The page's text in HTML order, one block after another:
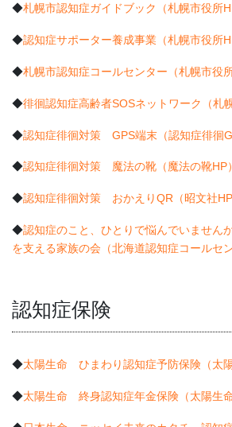
◆札幌市認知症ガイドブック（札幌市役所
◆認知症サポーター養成事業（札幌市役所
◆札幌市認知症コールセンター（札幌市役所
◆徘徊認知症高齢者SOSネットワーク（札
◆認知症徘徊対策 GPS端末（認知症徘徊
◆認知症徘徊対策 魔法の靴（魔法の靴HP）
◆認知症徘徊対策 おかえりQR（昭文社HP
◆認知症のこと、ひとりで悩んでいません
を支える家族の会（北海道認知症コールセン
認知症保険
◆太陽生命 ひまわり認知症予防保険（太陽
◆太陽生命 終身認知症年金保険（太陽生命